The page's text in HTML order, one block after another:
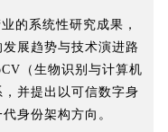
的系统性研究成果，
展趋势与技术演进路
（生物识别与计算机
并提出以可信数字身
身份架构方向。